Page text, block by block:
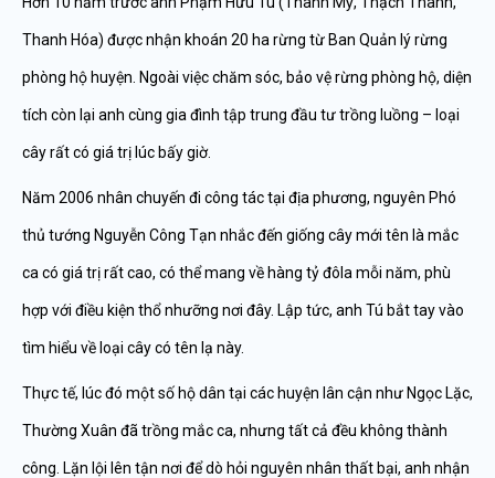
Thanh Hóa) được nhận khoán 20 ha rừng từ Ban Quản lý rừng
phòng hộ huyện. Ngoài việc chăm sóc, bảo vệ rừng phòng hộ, diện
tích còn lại anh cùng gia đình tập trung đầu tư trồng luồng – loại
cây rất có giá trị lúc bấy giờ.
Năm 2006 nhân chuyến đi công tác tại địa phương, nguyên Phó
thủ tướng Nguyễn Công Tạn nhắc đến giống cây mới tên là mắc
ca có giá trị rất cao, có thể mang về hàng tỷ đôla mỗi năm, phù
hợp với điều kiện thổ nhưỡng nơi đây. Lập tức, anh Tú bắt tay vào
tìm hiểu về loại cây có tên lạ này.
Thực tế, lúc đó một số hộ dân tại các huyện lân cận như Ngọc Lặc,
Thường Xuân đã trồng mắc ca, nhưng tất cả đều không thành
công. Lặn lội lên tận nơi để dò hỏi nguyên nhân thất bại, anh nhận